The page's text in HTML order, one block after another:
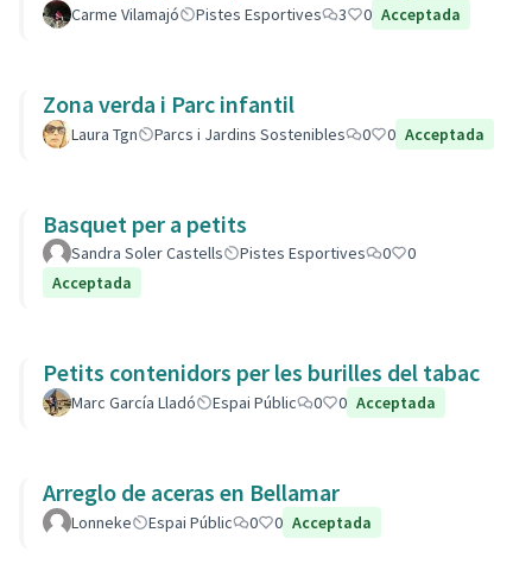
Carme Vilamajó Pistes Esportives 3 0 Acceptada
Zona verda i Parc infantil
Laura Tgn Parcs i Jardins Sostenibles 0 0 Acceptada
Basquet per a petits
Sandra Soler Castells Pistes Esportives 0
0
Acceptada
Petits contenidors per les burilles del tabac
Marc García Lladó Espai Públic 0 0 Acceptada
Arreglo de aceras en Bellamar
Lonneke Espai Públic 0 0 Acceptada